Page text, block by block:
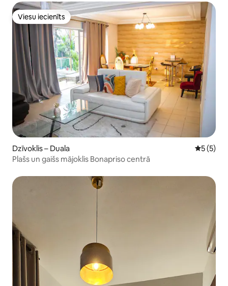
Viesu iecienīts
Viesu iecienīts
Dzīvoklis – Duala Vidējais
5 (5)
Plašs un gaišs mājoklis Bonapriso centrā